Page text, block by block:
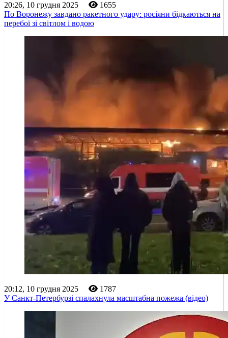
20:26, 10 грудня 2025
1655
По Воронежу завдано ракетного удару: росіяни бідкаються на
перебої зі світлом і водою
20:12, 10 грудня 2025
1787
У Санкт-Петербурзі спалахнула масштабна пожежа (відео)